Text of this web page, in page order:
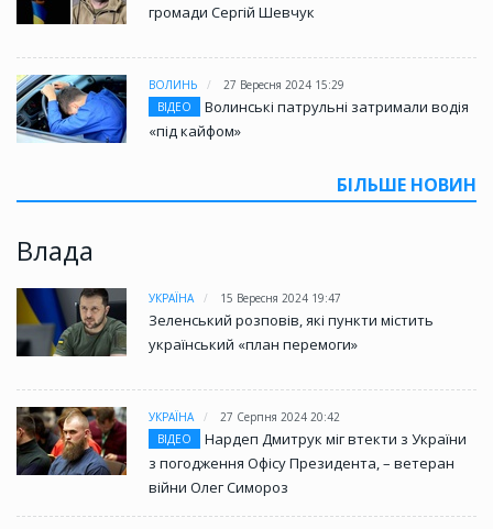
громади Сергій Шевчук
ВОЛИНЬ
27 Вересня 2024 15:29
ВІДЕО
Волинські патрульні затримали водія
«під кайфом»
БІЛЬШЕ НОВИН
Влада
УКРАЇНА 15 Вересня 2024 19:47
Зеленський розповів, які пункти містить
український «план перемоги»
УКРАЇНА
27 Серпня 2024 20:42
ВІДЕО
Нардеп Дмитрук міг втекти з України
з погодження Офісу Президента, – ветеран
війни Олег Симороз